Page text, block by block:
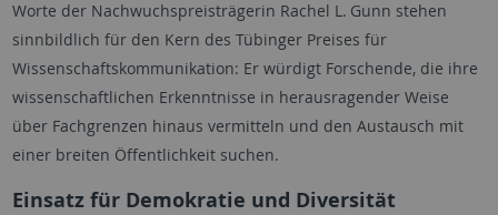
Worte der Nachwuchspreisträgerin Rachel L. Gunn stehen
sinnbildlich für den Kern des Tübinger Preises für
Wissenschaftskommunikation: Er würdigt Forschende, die ihre
wissenschaftlichen Erkenntnisse in herausragender Weise
über Fachgrenzen hinaus vermitteln und den Austausch mit
einer breiten Öffentlichkeit suchen.
Einsatz für Demokratie und Diversität